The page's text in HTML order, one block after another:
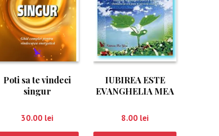
Poti sa te vindeci
singur
30.00 lei
IUBIREA ESTE
EVANGHELIA MEA
8.00 lei